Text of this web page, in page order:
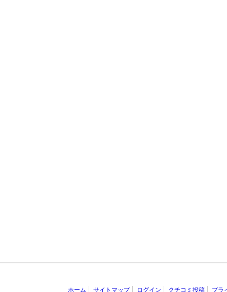
ホーム サイトマップ ログイン クチコミ投稿 プラ